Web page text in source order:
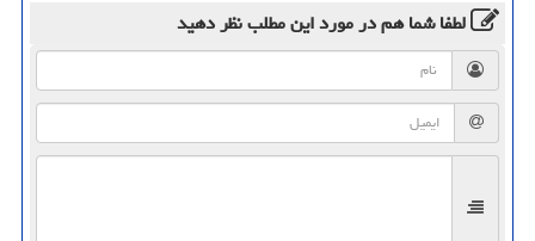
لطفا شما همدر مورد این مطلبنظر دهید